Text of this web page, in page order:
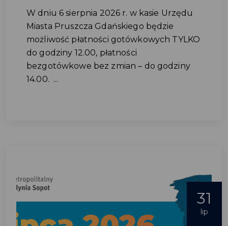
W dniu 6 sierpnia 2026 r. w kasie Urzędu
Miasta Pruszcza Gdańskiego będzie
możliwość płatności gotówkowych TYLKO
do godziny 12.00, płatności
bezgotówkowe bez zmian – do godziny
14.00. ...
31
lip